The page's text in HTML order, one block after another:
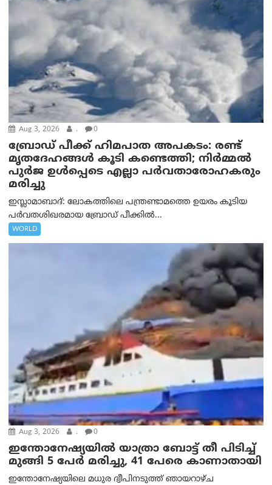
Aug 3, 2026 . 0
ബ്രോഡ് പീക്ക് ഹിമപാത അപകടം: രണ്ട്
മൃതദേഹങ്ങൾ കൂടി കണ്ടെത്തി; നിർമ്മൽ
പുർജ ഉൾപ്പെടെ എല്ലാ പർവതാരോഹകരും
മരിച്ചു
ഇസ്ലാമാബാദ്: ലോകത്തിലെ പന്ത്രണ്ടാമത്തെ ഉയരം കൂടിയ
പർവതശിഖരമായ ബ്രോഡ് പീക്കിൽ...
WORLD
Aug 3, 2026 . 0
ഇന്തോനേഷ്യയിൽ യാത്രാ ബോട്ട് തീ പിടിച്ച്
മുങ്ങി 5 പേർ മരിച്ചു, 41 പേരെ കാണാതായി
ഇന്തോനേഷ്യയിലെ മധുര ദ്വീപിനടുത്ത് ഞായറാഴ്ച